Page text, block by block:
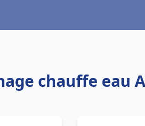
chauffe eau